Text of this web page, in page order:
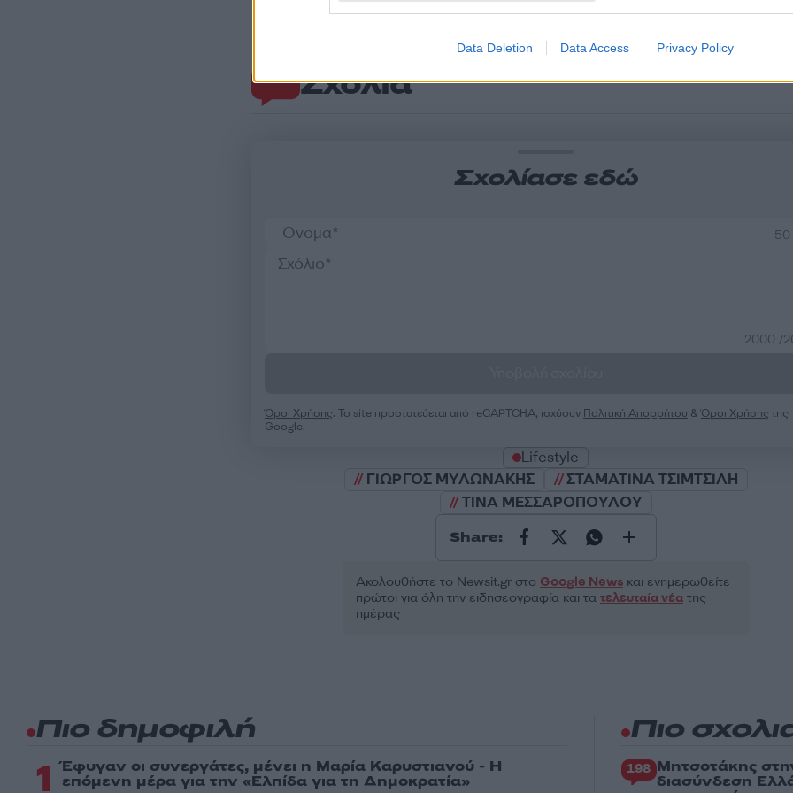
Data Deletion Data Access Privacy Policy
Σχόλια
Σχολίασε εδώ
2000 /
Όροι Χρήσης. Το site προστατεύεται από reCAPTCHA, ισχύουν Πολιτική Απορρήτου &Όροι Χρήσης της
Google.
Lifestyle
ΓΙΩΡΓΟΣ ΜΥΛΩΝΑΚΗΣ
ΣΤΑΜΑΤΙΝΑ ΤΣΙΜΤΣΙΛΗ
ΤΙΝΑ ΜΕΣΣΑΡΟΠΟΥΛΟΥ
Share:
Ακολουθήστε το Νewsit.gr στο Google Newsκαι ενημερωθείτε
πρώτοι για όλη την ειδησεογραφία και τα τελευταία νέατης
ημέρας
Πιο δημοφιλή
1 Έφυγαν οι συνεργάτες, μένει η Μαρία Καρυστιανού - Η
επόμενη μέρα για την «Ελπίδα για τη Δημοκρατία»
Πιο
198 Μητσοτάκης
διασύνδεση